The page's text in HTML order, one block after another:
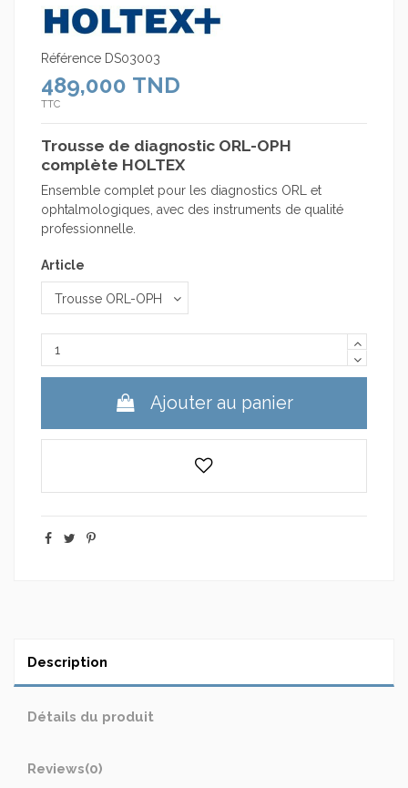
Référence DS03003
489,000 TND
TTC
Trousse de diagnostic ORL-OPH
complète HOLTEX
Ensemble complet pour les diagnostics ORL et
ophtalmologiques, avec des instruments de qualité
professionnelle.
Article
Ajouter au panier
Description
Détails du produit
Reviews(0)